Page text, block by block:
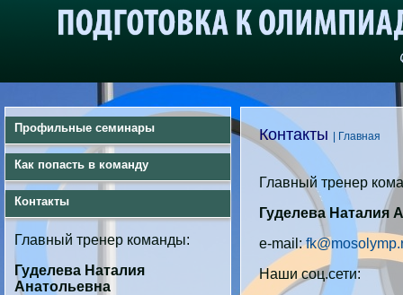
Профильные семинары
Как попасть в команду
Контакты
Главный тренер команды:
Гуделева Наталия
Анатольевна
Контакты | Главная
Главный тренер
Гуделева Наталия
e-mail:
Наши соц.сети: